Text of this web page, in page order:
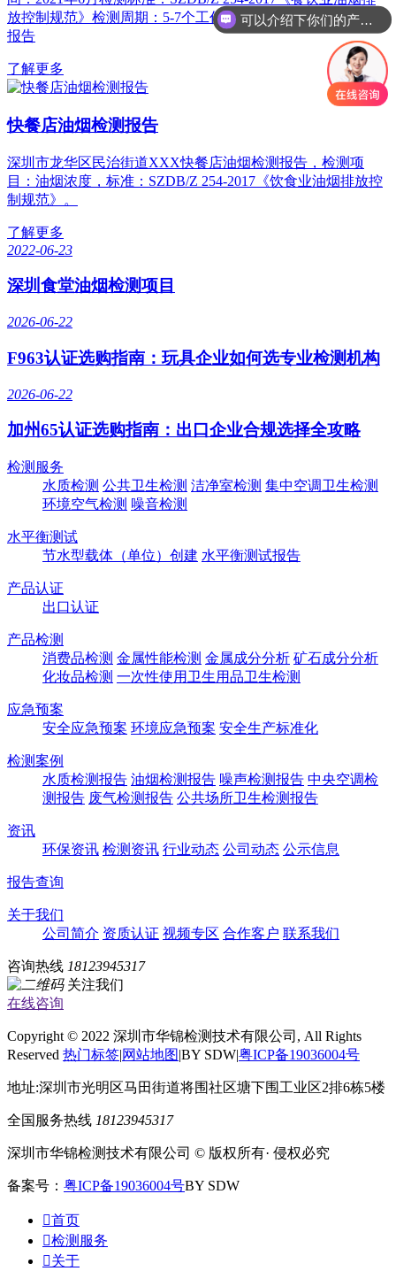
放控制规范》检测周期：5-7个工作日检测项目油烟浓度检测
报告
了解更多
快餐店油烟检测报告
深圳市龙华区民治街道XXX快餐店油烟检测报告，检测项
目：油烟浓度，标准：SZDB/Z 254-2017《饮食业油烟排放控
制规范》。
了解更多
2022-06-23
深圳食堂油烟检测项目
2026-06-22
F963认证选购指南：玩具企业如何选专业检测机构
2026-06-22
加州65认证选购指南：出口企业合规选择全攻略
检测服务
水质检测 公共卫生检测 洁净室检测 集中空调卫生检测
环境空气检测 噪音检测
水平衡测试
节水型载体（单位）创建 水平衡测试报告
产品认证
出口认证
产品检测
消费品检测 金属性能检测 金属成分分析 矿石成分分析
化妆品检测 一次性使用卫生用品卫生检测
应急预案
安全应急预案 环境应急预案 安全生产标准化
检测案例
水质检测报告 油烟检测报告 噪声检测报告 中央空调检
测报告 废气检测报告 公共场所卫生检测报告
资讯
环保资讯 检测资讯 行业动态 公司动态 公示信息
报告查询
关于我们
公司简介 资质认证 视频专区 合作客户 联系我们
咨询热线 18123945317
关注我们
在线咨询
Copyright © 2022 深圳市华锦检测技术有限公司, All Rights
Reserved 热门标签|网站地图|BY SDW|粤ICP备19036004号
地址:深圳市光明区马田街道将围社区塘下围工业区2排6栋5楼
全国服务热线 18123945317
深圳市华锦检测技术有限公司 © 版权所有· 侵权必究
备案号： 粤ICP备19036004号BY SDW
首页
检测服务
关于
可以介绍下你们的产品么